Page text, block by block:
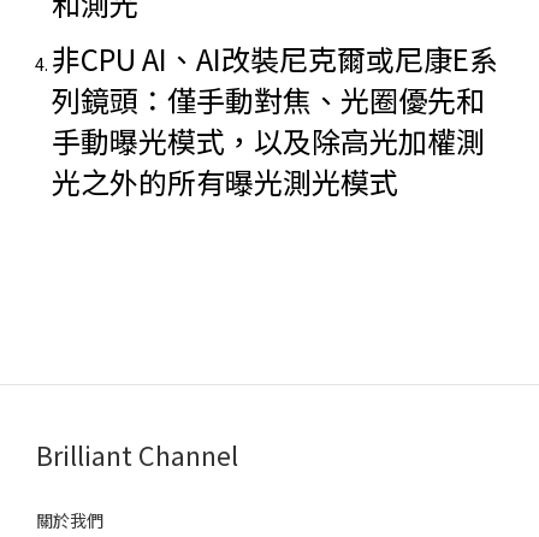
非CPU AI、AI改裝尼克爾或尼康E系
列鏡頭：僅手動對焦、光圈優先和
手動曝光模式，以及除高光加權測
光之外的所有曝光測光模式
Brilliant Channel
關於我們